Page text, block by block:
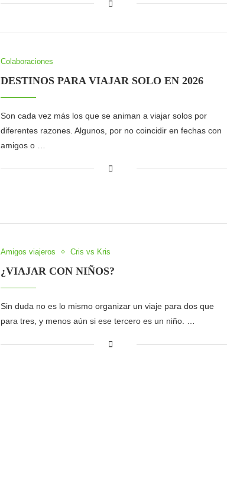
Colaboraciones
DESTINOS PARA VIAJAR SOLO EN 2026
Son cada vez más los que se animan a viajar solos por
diferentes razones. Algunos, por no coincidir en fechas con
amigos o …
Amigos viajeros Cris vs Kris
¿VIAJAR CON NIÑOS?
Sin duda no es lo mismo organizar un viaje para dos que
para tres, y menos aún si ese tercero es un niño. …